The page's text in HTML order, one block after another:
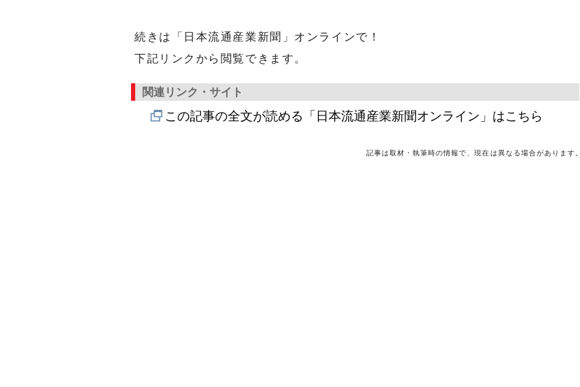
続きは「日本流通産業新聞」オンラインで！
下記リンクから閲覧できます。
関連リンク・サイト
この記事の全文が読める「日本流通産業新聞オンライン」はこちら
記事は取材・執筆時の情報で、現在は異なる場合があります。